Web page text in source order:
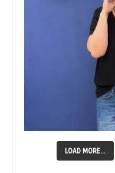
LOAD MORE...